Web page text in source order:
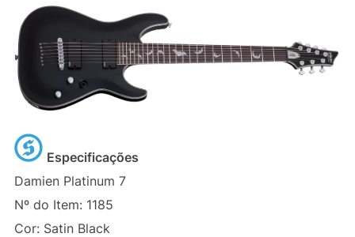
Especificações
Damien Platinum 7
Nº do Item: 1185
Cor: Satin Black